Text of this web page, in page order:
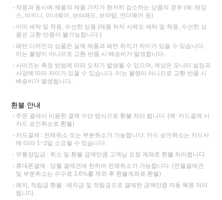
착용과 동시에 제품의 제품 가치가 현저히 감소하는 상품의 경우 (예: 레깅
스, 비키니, 이너웨어, 브라패드, 브라탑, 언더웨어 등)
이미 세탁 및 착용, 수선한 상품 (제품 하자 시에도 세탁 및 착용, 수선한 상
품은 교환·반품이 불가능합니다.)
패턴 디자인의 상품은 실제 제품과 패턴 위치가 차이가 있을 수 있습니다.
이는 불량이 아니므로 교환·반품 시 배송비가 발생합니다.
사이즈는 측정 방법에 따라 오차가 발생될 수 있으며, 색상은 모니터 설정과
사양에 따라 차이가 있을 수 있습니다. 이는 불량이 아니므로 교환·반품 시
배송비가 발생됩니다.
환불 안내
주문 결제시 이용한 결제 수단 방식으로 환불 처리 됩니다. (예: 카드결제 시
카드 승인취소로 환불)
카드결제 : 전체취소 또는 부분취소가 가능합니다. 카드 승인취소는 카드사
에 따라 1~3일 소요될 수 있습니다.
무통장입금 : 취소 및 환불 금액만큼 고객님 요청 계좌로 환불 처리됩니다.
휴대폰결제 : 당월 결제건에 한하여 전체취소가 가능합니다. (전월결제건
및 부분취소는 수수료 3.6%를 제외 후 환불계좌로 환불)
예치, 적립금 환불 : 예치금 및 적립금으로 결제한 금액만큼 자동 복원 처리
됩니다.